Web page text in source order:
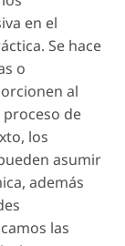
en el
Se hace
o
al
de
los
asumir
además
las